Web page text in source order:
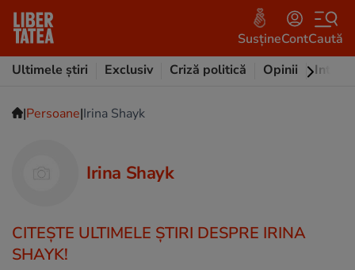
SusțineContCaută
Ultimele știri
Exclusiv Criză politică Opinii
|Persoane|Irina Shayk
Irina Shayk
CITEŞTE ULTIMELE ŞTIRI DESPRE IRINA
SHAYK!